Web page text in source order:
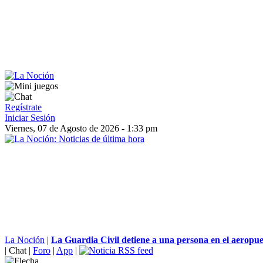
Regístrate
Iniciar Sesión
Viernes, 07 de Agosto de 2026 - 1:33 pm
La Noción | La Guardia Civil detiene a una persona en el
| Chat | Foro | App |